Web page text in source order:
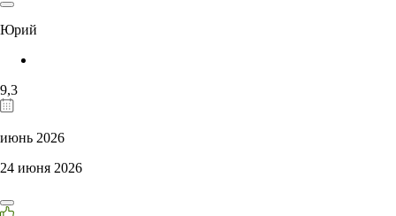
Юрий
9,3
июнь 2026
24 июня 2026